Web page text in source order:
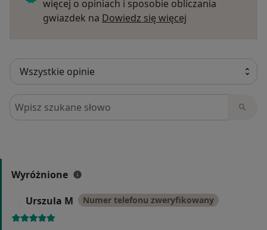
więcej o opiniach i sposobie obliczania
gwiazdek na Dowiedz się więcej
Szukaj w opiniach
Wyróżnione
Urszula M Numer telefonu zweryfikowany